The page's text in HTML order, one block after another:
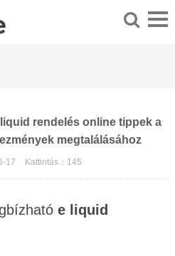
rendelés online tippek a
megtalálásához
17 Kattintás： 145
e liquid